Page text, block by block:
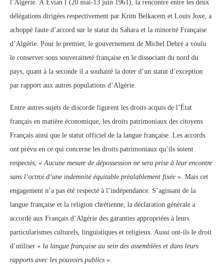
l’Algérie. À Évian I (20 mai-13 juin 1961), la rencontre entre les deux
délégations dirigées respectivement par Krim Belkacem et Louis Joxe, a
achoppé faute d’accord sur le statut du Sahara et la minorité Française
d’Algérie. Pour le premier, le gouvernement de Michel Debré a voulu
le conserver sous souveraineté française en le dissociant du nord du
pays, quant à la seconde il a souhaité la doter d’un statut d’exception
par rapport aux autres populations d’Algérie.
Entre autres sujets de discorde figurent les droits acquis de l’État
français en matière économique, les droits patrimoniaux des citoyens
Français ainsi que le statut officiel de la langue française. Les accords
ont prévu en ce qui concerne les droits patrimoniaux qu’ils soient
respectés, «Aucune mesure de dépossession ne sera prise à leur encontre
sans l’octroi d’une indemnité équitable préalablement fixée ». Mais cet
engagement n’a pas été respecté à l’indépendance. S’agissant de la
langue française et la religion chrétienne, la déclaration générale a
accordé aux Français d’Algérie des garanties appropriées à leurs
particularismes culturels, linguistiques et religieux. Aussi ont-ils le droit
d’utiliser « la langue française au sein des assemblées et dans leurs
rapports avec les pouvoirs publics ».